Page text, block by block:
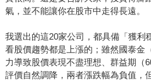
氣，並不能讓你在股市中走得長遠。
我選出的這20家公司，都具備「獲利
看股價趨勢都是上漲的；雖然國泰金
力導致股價表現不盡理想、群益期（
評價自然調降，兩者漲跌幅為負值，